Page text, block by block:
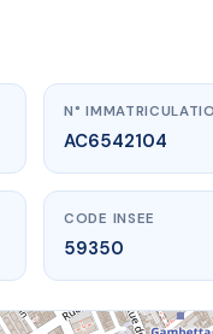
N°
AC6542104
CODE INSEE
59350